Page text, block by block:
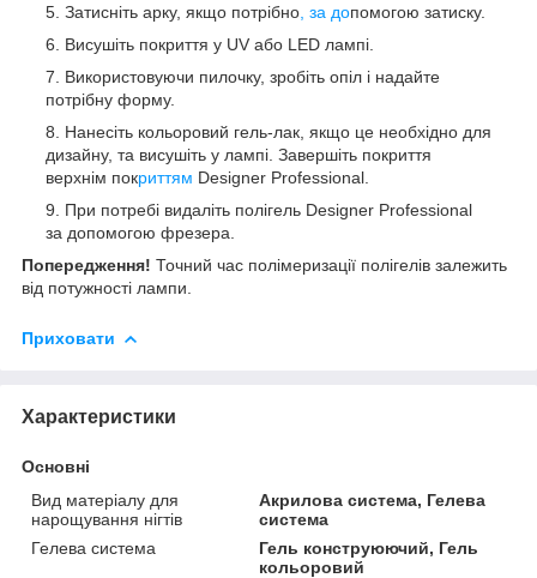
Затисніть арку, якщо потрібно , за допомогою затиску.
Висушіть покриття у UV або LED лампі.
Використовуючи пилочку, зробіть опіл і надайте
потрібну форму.
Нанесіть кольоровий гель-лак, якщо це необхідно для
дизайну, та висушіть у лампі. Завершіть покриття
верхнім покриттям Designer Professional.
При потребі видаліть полігель Designer Professional
за допомогою фрезера.
Попередження! Точний час полімеризації полігелів залежить
від потужності лампи.
Приховати
Характеристики
Основні
Вид матеріалу для
нарощування нігтів
Акрилова система, Гелева
система
Гелева система
Гель конструюючий, Гель
кольоровий